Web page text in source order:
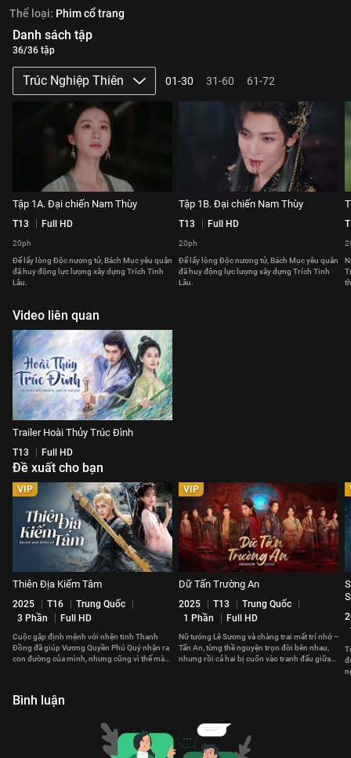
Thể loại: Phim cổ trang
Danh sách tập
36/36 tập
Trúc Nghiệp Thiên 01-30 31-60 61-72
Tập 1A. Đại chiến Nam Thùy
T13 Full HD
20ph
Để lấy lòng Độc nương tử, Bách Mục yêu quân
đã huy động lực lượng xây dựng Trích Tinh
Lâu.
Tập 1B. Đại chiến Nam Thùy
T13 Full HD
20ph
Để lấy lòng Độc nương tử, Bách Mục yêu quân
đã huy động lực lượng xây dựng Trích Tinh
Lâu.
Video liên quan
Trailer Hoài Thủy Trúc Đình
T13 Full HD
Đề xuất cho bạn
VIP
Thiên Địa Kiếm Tâm
2025 T16
Trung Quốc
3 Phần
Full HD
Cuộc gặp định mệnh với nhện tinh Thanh
Đồng đã giúp Vương Quyền Phú Quý nhận ra
con đường của mình, nhưng cũng vì thế mà
VIP
Dữ Tấn Trường An
2025 T13
Trung Quốc
1 Phần
Full HD
Nữ tướng Lê Sương và chàng trai mất trí nhớ –
Tấn An, từng thề nguyện trọn đời bên nhau,
nhưng rồi cả hai bị cuốn vào tranh đấu giữa
Bình luận